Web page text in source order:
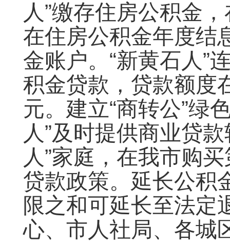
人”缴存住房公积金
在住房公积金年度结
金账户。“新黄石人”
积金贷款，贷款额度
元。建立“商转公”绿
人”及时提供商业贷
人”家庭，在我市购
贷款政策。延长公积
限之和可延长至法定
心、市人社局、各城